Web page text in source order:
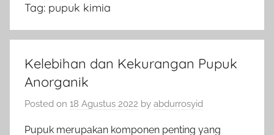
Tag: pupuk kimia
Kelebihan dan Kekurangan Pupuk
Anorganik
Posted on 18 Agustus 2022 by abdurrosyid
Pupuk merupakan komponen penting yang